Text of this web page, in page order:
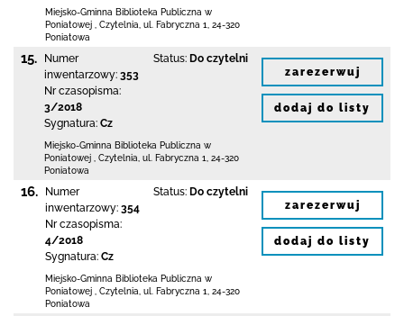
Miejsko-Gminna Biblioteka Publiczna w
Poniatowej
Czytelnia, ul. Fabryczna 1
24-320
Poniatowa
15.
Numer
inwentarzowy: 353
Nr czasopisma:
3/2018
Sygnatura: Cz
Status: Do czytelni
Miejsko-Gminna Biblioteka Publiczna w
Poniatowej
Czytelnia, ul. Fabryczna 1
24-320
Poniatowa
zarezerwuj
dodaj do listy
16.
Numer
inwentarzowy: 354
Nr czasopisma:
4/2018
Sygnatura: Cz
Status: Do czytelni
Miejsko-Gminna Biblioteka Publiczna w
Poniatowej
Czytelnia, ul. Fabryczna 1
24-320
Poniatowa
zarezerwuj
dodaj do listy